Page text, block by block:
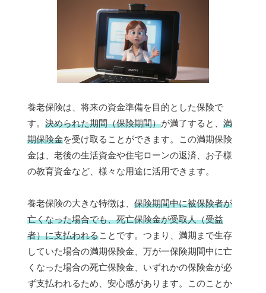
養老保険は、将来の資金準備を目的とした保険で
す。 決められた期間（保険期間）が満了すると、 満
期保険金を受け取ることができます。この満期保険
金は、老後の生活資金や住宅ローンの返済、お子様
の教育資金など、様々な用途に活用できます。
養老保険の大きな特徴は、 保険期間中に被保険者が
亡くなった場合でも、死亡保険金が受取人（受益
者）に支払われることです。つまり、満期まで生存
していた場合の満期保険金、万が一保険期間中に亡
くなった場合の死亡保険金、いずれかの保険金が必
ず支払われるため、安心感があります。このことか